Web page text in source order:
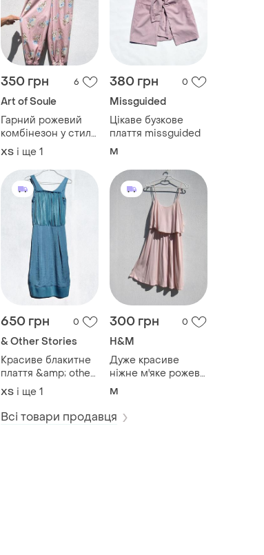
350 грн 6
Art of Soule
Гарний рожевий
комбінезон у стилі
прованс квітковий
принт горох на
ґудзиках
ХS і ще 1
380 грн 0
Missguided
Цікаве бузкове
плаття missguided
M
650 грн 0
& Other Stories
Красиве блакитне
плаття &amp; other
stories
ХS і ще 1
300 грн 0
H&M
Дуже красиве
ніжне м'яке рожеве
плаття на бретелях
M
Всі товари продавця